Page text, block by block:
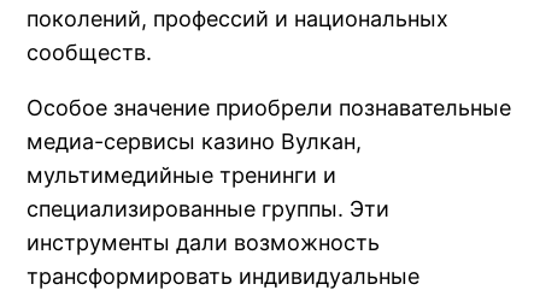
поколений, профессий и национальных
сообществ.
Особое значение приобрели познавательные
медиа-сервисы казино Вулкан,
мультимедийные тренинги и
специализированные группы. Эти
инструменты дали возможность
трансформировать индивидуальные